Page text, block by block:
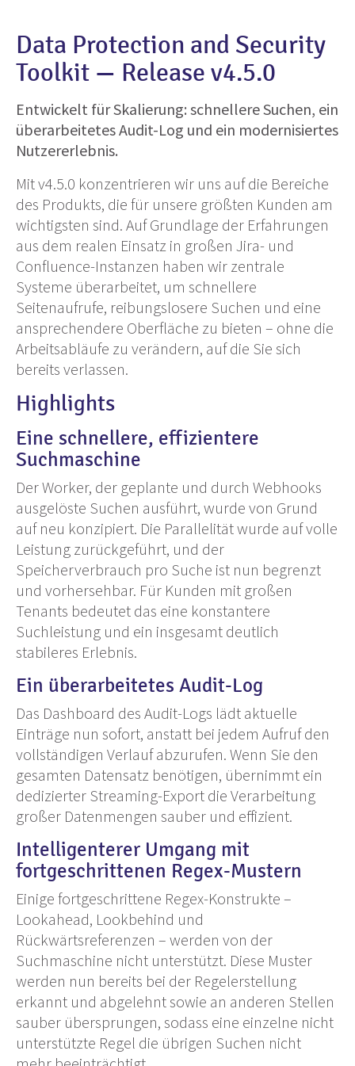
Data Protection and Security
Toolkit — Release v4.5.0
Entwickelt für Skalierung: schnellere Suchen, ein
überarbeitetes Audit-Log und ein modernisiertes
Nutzererlebnis.
Mit v4.5.0 konzentrieren wir uns auf die Bereiche
des Produkts, die für unsere größten Kunden am
wichtigsten sind. Auf Grundlage der Erfahrungen
aus dem realen Einsatz in großen Jira- und
Confluence-Instanzen haben wir zentrale
Systeme überarbeitet, um schnellere
Seitenaufrufe, reibungslosere Suchen und eine
ansprechendere Oberfläche zu bieten – ohne die
Arbeitsabläufe zu verändern, auf die Sie sich
bereits verlassen.
Highlights
Eine schnellere, effizientere
Suchmaschine
Der Worker, der geplante und durch Webhooks
ausgelöste Suchen ausführt, wurde von Grund
auf neu konzipiert. Die Parallelität wurde auf volle
Leistung zurückgeführt, und der
Speicherverbrauch pro Suche ist nun begrenzt
und vorhersehbar. Für Kunden mit großen
Tenants bedeutet das eine konstantere
Suchleistung und ein insgesamt deutlich
stabileres Erlebnis.
Ein überarbeitetes Audit-Log
Das Dashboard des Audit-Logs lädt aktuelle
Einträge nun sofort, anstatt bei jedem Aufruf den
vollständigen Verlauf abzurufen. Wenn Sie den
gesamten Datensatz benötigen, übernimmt ein
dedizierter Streaming-Export die Verarbeitung
großer Datenmengen sauber und effizient.
Intelligenterer Umgang mit
fortgeschrittenen Regex-Mustern
Einige fortgeschrittene Regex-Konstrukte –
Lookahead, Lookbehind und
Rückwärtsreferenzen – werden von der
Suchmaschine nicht unterstützt. Diese Muster
werden nun bereits bei der Regelerstellung
erkannt und abgelehnt sowie an anderen Stellen
sauber übersprungen, sodass eine einzelne nicht
unterstützte Regel die übrigen Suchen nicht